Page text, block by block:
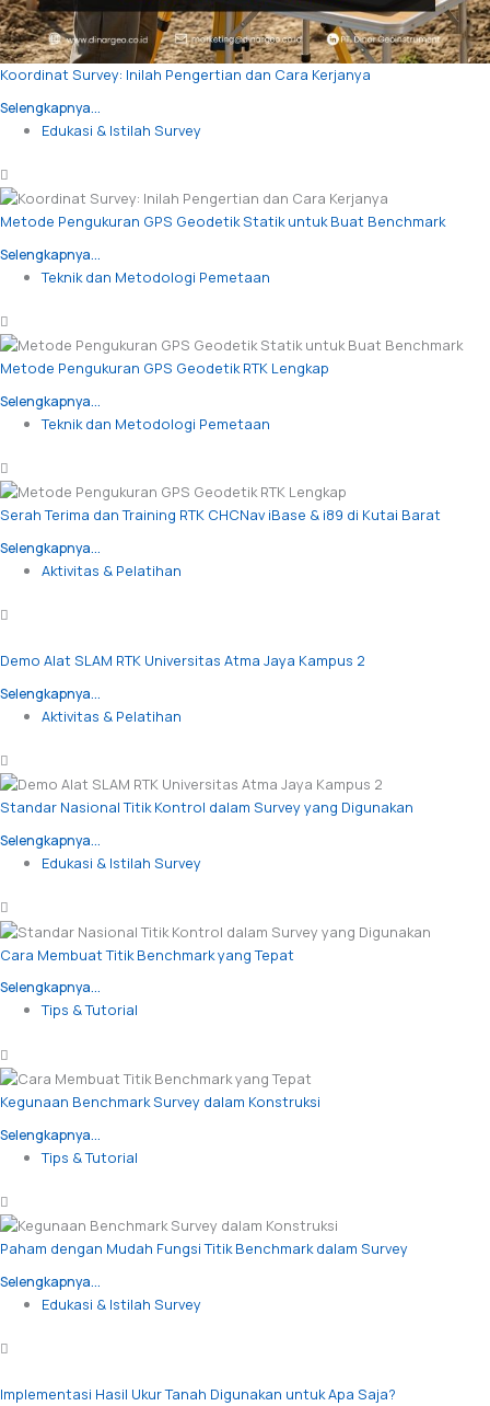
Koordinat Survey: Inilah Pengertian dan Cara Kerjanya
Selengkapnya...
Edukasi & Istilah Survey
Metode Pengukuran GPS Geodetik Statik untuk Buat Benchmark
Selengkapnya...
Teknik dan Metodologi Pemetaan
Metode Pengukuran GPS Geodetik RTK Lengkap
Selengkapnya...
Teknik dan Metodologi Pemetaan
Serah Terima dan Training RTK CHCNav iBase & i89 di Kutai Barat
Selengkapnya...
Aktivitas & Pelatihan
Demo Alat SLAM RTK Universitas Atma Jaya Kampus 2
Selengkapnya...
Aktivitas & Pelatihan
Standar Nasional Titik Kontrol dalam Survey yang Digunakan
Selengkapnya...
Edukasi & Istilah Survey
Cara Membuat Titik Benchmark yang Tepat
Selengkapnya...
Tips & Tutorial
Kegunaan Benchmark Survey dalam Konstruksi
Selengkapnya...
Tips & Tutorial
Paham dengan Mudah Fungsi Titik Benchmark dalam Survey
Selengkapnya...
Edukasi & Istilah Survey
Implementasi Hasil Ukur Tanah Digunakan untuk Apa Saja?